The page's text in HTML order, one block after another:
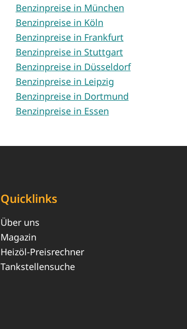
Benzinpreise in München
Benzinpreise in Köln
Benzinpreise in Frankfurt
Benzinpreise in Stuttgart
Benzinpreise in Düsseldorf
Benzinpreise in Leipzig
Benzinpreise in Dortmund
Benzinpreise in Essen
Quicklinks
Über uns
Magazin
Heizöl-Preisrechner
Tankstellensuche